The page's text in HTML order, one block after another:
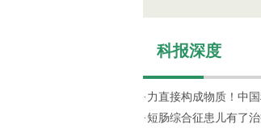
科报深度
· 力直接构成物质！中
· 短肠综合征患儿有了